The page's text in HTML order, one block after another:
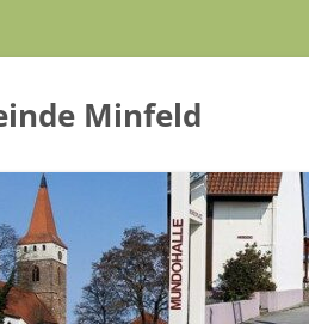
Minfeld